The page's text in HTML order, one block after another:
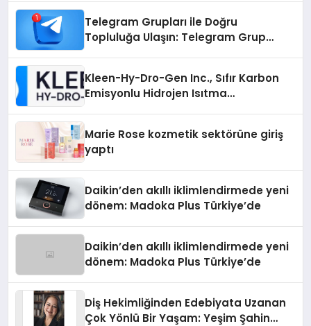
Telegram Grupları ile Doğru
Topluluğa Ulaşın: Telegram Grup
Kleen-Hy-Dro-Gen Inc., Sıfır Karbon
Emisyonlu Hidrojen Isıtma
Marie Rose kozmetik sektörüne giriş
yaptı
Daikin’den akıllı iklimlendirmede yeni
dönem: Madoka Plus Türkiye’de
Daikin’den akıllı iklimlendirmede yeni
dönem: Madoka Plus Türkiye’de
Diş Hekimliğinden Edebiyata Uzanan
Çok Yönlü Bir Yaşam: Yeşim Şahin